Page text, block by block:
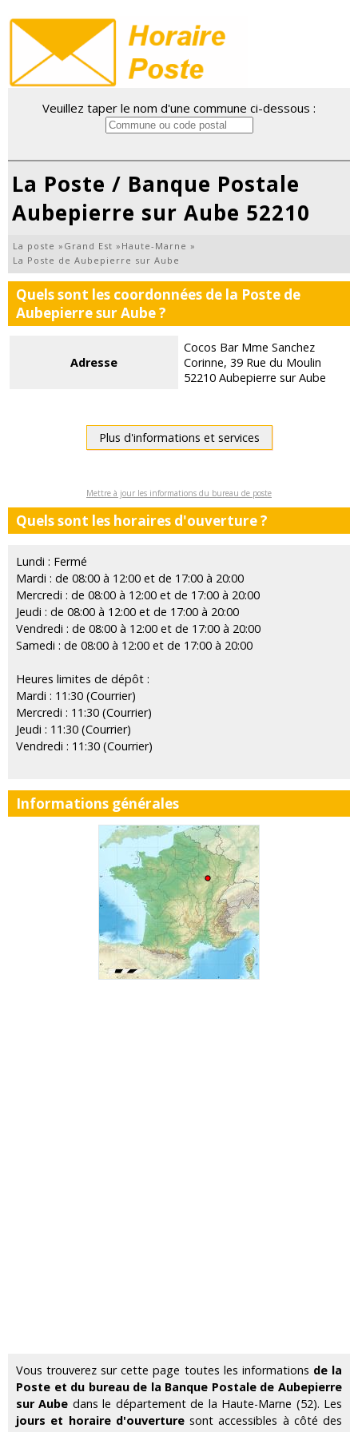
Veuillez taper le nom d'une commune ci-dessous :
La Poste / Banque Postale
Aubepierre sur Aube 52210
La poste » Grand Est » Haute-Marne »
La Poste de Aubepierre sur Aube
Quels sont les coordonnées de la Poste de
Aubepierre sur Aube ?
Adresse
Cocos Bar Mme Sanchez
Corinne, 39 Rue du Moulin
52210 Aubepierre sur Aube
Plus d'informations et services
Mettre à jour les informations du bureau de poste
Quels sont les horaires d'ouverture ?
Lundi : Fermé
Mardi : de 08:00 à 12:00 et de 17:00 à 20:00
Mercredi : de 08:00 à 12:00 et de 17:00 à 20:00
Jeudi : de 08:00 à 12:00 et de 17:00 à 20:00
Vendredi : de 08:00 à 12:00 et de 17:00 à 20:00
Samedi : de 08:00 à 12:00 et de 17:00 à 20:00
Heures limites de dépôt :
Mardi : 11:30 (Courrier)
Mercredi : 11:30 (Courrier)
Jeudi : 11:30 (Courrier)
Vendredi : 11:30 (Courrier)
Informations générales
Vous trouverez sur cette page toutes les informations de la
Poste et du bureau de la Banque Postale de Aubepierre
sur Aube dans le département de la Haute-Marne (52). Les
jours et horaire d'ouverturesont accessibles à côté des